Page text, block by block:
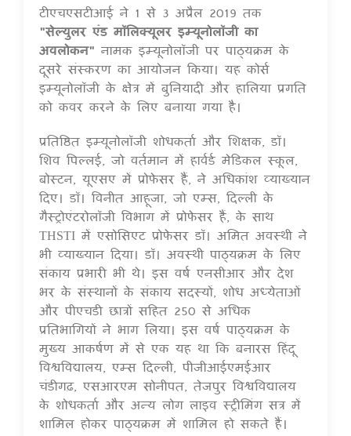
टीएचएसटीआई ने 1 से 3 अप्रैल 2019 तक
"सेल्युलर एंड मॉलिक्यूलर इम्यूनोलॉजी का
अवलोकन" नामक इम्यूनोलॉजी पर पाठ्यक्रम के
दूसरे संस्करण का आयोजन किया। यह कोर्स
इम्यूनोलॉजी के क्षेत्र में बुनियादी और हालिया प्रगति
को कवर करने के लिए बनाया गया है।
प्रतिष्ठित इम्यूनोलॉजी शोधकर्ता और शिक्षक, डॉ।
शिव पिल्लई, जो वर्तमान में हार्वर्ड मेडिकल स्कूल,
बोस्टन, यूएसए में प्रोफेसर हैं, ने अधिकांश व्याख्यान
दिए। डॉ। विनीत आहूजा, जो एम्स, दिल्ली के
गैस्ट्रोएंटरोलॉजी विभाग में प्रोफेसर हैं, के साथ
THSTI में एसोसिएट प्रोफेसर डॉ। अमित अवस्थी ने
भी व्याख्यान दिया। डॉ। अवस्थी पाठ्यक्रम के लिए
संकाय प्रभारी भी थे। इस वर्ष एनसीआर और देश
भर के संस्थानों के संकाय सदस्यों, शोध अध्येताओं
और पीएचडी छात्रों सहित 250 से अधिक
प्रतिभागियों ने भाग लिया। इस वर्ष पाठ्यक्रम के
मुख्य आकर्षण में से एक यह था कि बनारस हिंदू
विश्वविद्यालय, एम्स दिल्ली, पीजीआईएमईआर
चंडीगढ़, एसआरएम सोनीपत, तेजपुर विश्वविद्यालय
के शोधकर्ता और अन्य लोग लाइव स्ट्रीमिंग सत्र में
शामिल होकर पाठ्यक्रम में शामिल हो सकते हैं।